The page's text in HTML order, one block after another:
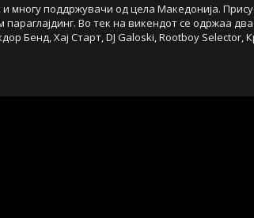
поддржувачи од цела Македонија.
Во тек на викендот се одржаа
Бенд, Хај Старт, DJ Galoski, Rootboy Selector,